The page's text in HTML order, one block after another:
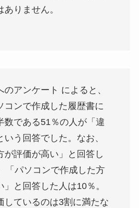
ありません。
アンケート によると、
コンで作成した履歴書に
数である51％の人が「違
いう回答でした。なお、
が評価が高い」と回答し
「パソコンで作成した方
」と回答した人は10％。
しているのは3割に満たな